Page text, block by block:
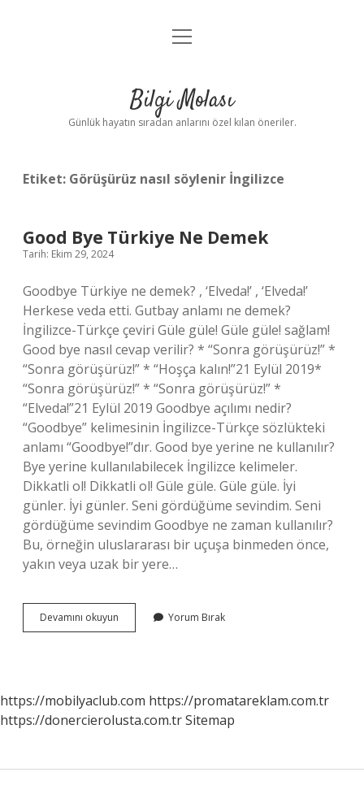
Anasayfa
Yasal Uyarı
menüyü
Bilgi Molası
Günlük hayatın sıradan anlarını özel kılan öneriler.
Etiket: Görüşürüz nasıl söylenir İngilizce
Good Bye Türkiye Ne Demek
Tarih: Ekim 29, 2024
Goodbye Türkiye ne demek? , ‘Elveda!’ , ‘Elveda!’
Herkese veda etti. Gutbay anlamı ne demek?
İngilizce-Türkçe çeviri Güle güle! Güle güle! sağlam!
Good bye nasıl cevap verilir? * “Sonra görüşürüz!” *
“Sonra görüşürüz!” * “Hoşça kalın!”21 Eylül 2019*
“Sonra görüşürüz!” * “Sonra görüşürüz!” *
“Elveda!”21 Eylül 2019 Goodbye açılımı nedir?
“Goodbye” kelimesinin İngilizce-Türkçe sözlükteki
anlamı “Goodbye!”dır. Good bye yerine ne kullanılır?
Bye yerine kullanılabilecek İngilizce kelimeler.
Dikkatli ol! Dikkatli ol! Güle güle. Güle güle. İyi
günler. İyi günler. Seni gördüğüme sevindim. Seni
gördüğüme sevindim Goodbye ne zaman kullanılır?
Bu, örneğin uluslararası bir uçuşa binmeden önce,
yakın veya uzak bir yere…
Devamını okuyun
Bye
Yorum Bırak
https://mobilyaclub.com https://promatareklam.com.tr
https://donercierolusta.com.trSitemap